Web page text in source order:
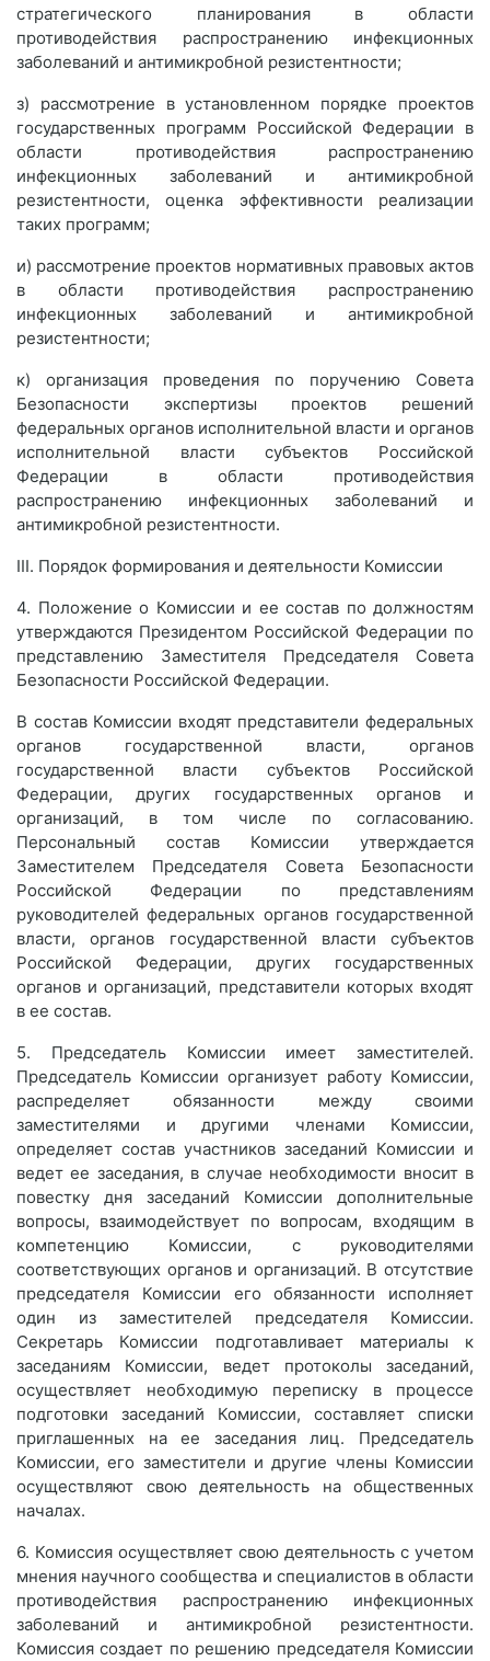
стратегического планирования в области
противодействия распространению инфекционных
заболеваний и антимикробной резистентности;
з) рассмотрение в установленном порядке проектов
государственных программ Российской Федерации в
области противодействия распространению
инфекционных заболеваний и антимикробной
резистентности, оценка эффективности реализации
таких программ;
и) рассмотрение проектов нормативных правовых актов
в области противодействия распространению
инфекционных заболеваний и антимикробной
резистентности;
к) организация проведения по поручению Совета
Безопасности экспертизы проектов решений
федеральных органов исполнительной власти и органов
исполнительной власти субъектов Российской
Федерации в области противодействия
распространению инфекционных заболеваний и
антимикробной резистентности.
III. Порядок формирования и деятельности Комиссии
4. Положение о Комиссии и ее состав по должностям
утверждаются Президентом Российской Федерации по
представлению Заместителя Председателя Совета
Безопасности Российской Федерации.
В состав Комиссии входят представители федеральных
органов государственной власти, органов
государственной власти субъектов Российской
Федерации, других государственных органов и
организаций, в том числе по согласованию.
Персональный состав Комиссии утверждается
Заместителем Председателя Совета Безопасности
Российской Федерации по представлениям
руководителей федеральных органов государственной
власти, органов государственной власти субъектов
Российской Федерации, других государственных
органов и организаций, представители которых входят
в ее состав.
5. Председатель Комиссии имеет заместителей.
Председатель Комиссии организует работу Комиссии,
распределяет обязанности между своими
заместителями и другими членами Комиссии,
определяет состав участников заседаний Комиссии и
ведет ее заседания, в случае необходимости вносит в
повестку дня заседаний Комиссии дополнительные
вопросы, взаимодействует по вопросам, входящим в
компетенцию Комиссии, с руководителями
соответствующих органов и организаций. В отсутствие
председателя Комиссии его обязанности исполняет
один из заместителей председателя Комиссии.
Секретарь Комиссии подготавливает материалы к
заседаниям Комиссии, ведет протоколы заседаний,
осуществляет необходимую переписку в процессе
подготовки заседаний Комиссии, составляет списки
приглашенных на ее заседания лиц. Председатель
Комиссии, его заместители и другие члены Комиссии
осуществляют свою деятельность на общественных
началах.
6. Комиссия осуществляет свою деятельность с учетом
мнения научного сообщества и специалистов в области
противодействия распространению инфекционных
заболеваний и антимикробной резистентности.
Комиссия создает по решению председателя Комиссии